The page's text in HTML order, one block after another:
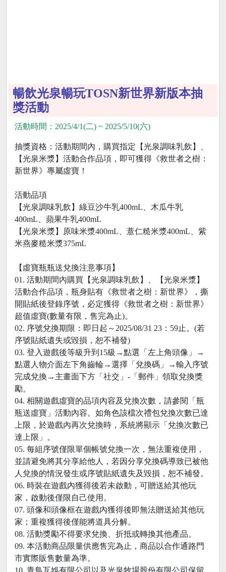
暢飲光泉暢玩TOSN新世界新版本抽
獎活動
活動時間：2025/4/1(二) ~ 2025/5/10(六)
抽獎資格：活動期間內，購買指定【光泉調味乳飲】、
【光泉米漿】活動合作品項，即可獲得《救世者之樹：
新世界》專屬虛寶！
活動品項
【光泉調味乳飲】綠豆沙牛乳400mL、木瓜牛乳
400mL、蘋果牛乳400mL
【光泉米漿】原味米漿400mL、薏仁糙米漿400mL、紫
米燕麥糙米漿375mL
【虛寶瓶瓶送兌換注意事項】
01. 活動期間內購買【光泉調味乳飲】、【光泉米漿】
活動合作品項，瓶身貼有《救世者之樹：新世界》，撕
開貼紙後登錄序號，必定獲得《救世者之樹：新世界》
超值虛寶(數量有限，售完為止)。
02. 序號兌換期限：即日起～2025/08/31 23：59止。(若
序號貼紙遺失或毀損，恕不補發)
03. 登入遊戲後等級升到15級→點選「左上角頭像」→
點選人物介面左下角齒輪→選擇「兌換碼」→輸入序號
完成兌換→主畫面下方「社交」-「郵件」領取兌換獎
勵。
04. 相關遊戲虛寶的品項內容及兌換次數，請參閱「瓶
瓶送虛寶」活動內容。如角色該檔次禮包兌換次數已達
上限，於遊戲內再次兌換時，系統將顯示「兌換次數已
達上限」。
05. 每組序號僅限單個帳號兌換一次，無法重複使用，
並請避免將其分享給他人，若因分享兌換碼導致已被他
人兌換的情況發生或序號貼紙遺失及毀損，恕不補發。
06. 時裝在遊戲內獲得後若未啟動，可贈送給其他玩
家，啟動後僅限自己使用。
07. 頭像和頭像框在遊戲內獲得後即無法贈送給其他玩
家；重複獲得後僅能將道具分解。
08. 活動獎勵不得要求兌換、折抵或轉換其他產品。
09. 本活動商品限量供應售完為止，商品以合作通路門
市實際販售數量為準。
10. 青鳥互娛有限公司以及光泉牧場股份有限公司保留